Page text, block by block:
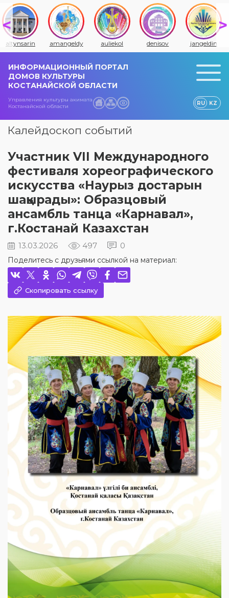
altynsarin amangeldy auliekol denisov jangeldin
ИНФОРМАЦИОННЫЙ ПОРТАЛ
ДОМОВ КУЛЬТУРЫ
КОСТАНАЙСКОЙ ОБЛАСТИ
Управления культуры акимата
Костанайской области
RU KZ
Калейдоскоп событий
Участник VII Международного
фестиваля хореографического
искусства «Наурыз достарын
шақырады»: Образцовый
ансамбль танца «Карнавал»,
г.Костанай Казахстан
13.03.2026 497 0
Поделитесь с друзьями ссылкой на материал:
Скопировать ссылку